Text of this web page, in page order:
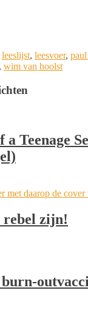
leeslijst, leesvoer,
, wim van hoolst
a Teenage
rebel zijn!